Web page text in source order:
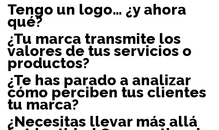
Tengo un logo… ¿y ahora
qué?
¿Tu marca transmite los
valores de tus servicios o
productos?
¿Te has parado a analizar
cómo perciben tus clientes
tu marca?
¿Necesitas llevar más allá